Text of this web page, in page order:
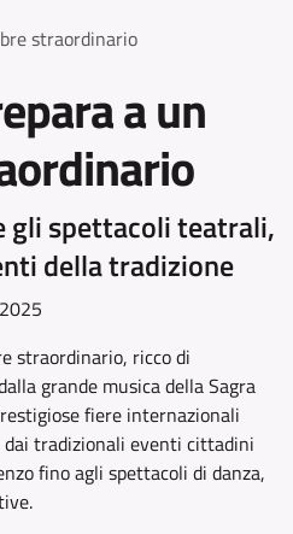
straordinario
a un
gli spettacoli teatrali,
della tradizione
straordinario, ricco di
grande musica della Sagra
fiere internazionali
dai tradizionali eventi cittadini
fino agli spettacoli di danza,